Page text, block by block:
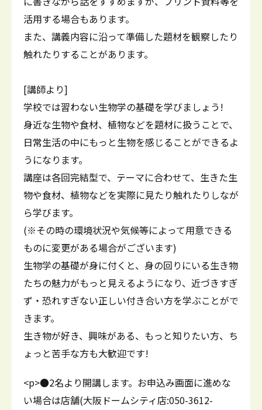
活用する場合もあります。
また、講義内容に沿って準備した題材を観察したり
触れたりすることがあります。
[講師より]
学校では習わない生物学の基礎を学びましょう!
身近な生物や食材、植物などを題材に扱うことで、
日常生活の中にもっと生物を感じることができるよ
うになります。
講座は各回完結型で、テーマに合わせて、生きた生
物や食材、植物などを実際に見たり触れたりしなが
ら学びます。
(※その時の環境状況や気候等によって用意できる
ものに変更がある場合がございます)
生物学の基礎が身に付くと、身の回りにいる生き物
たちの魅力がもっと見えるようになり、近づきすぎ
ず・恐れすぎない正しい付き合い方を学ぶことがで
きます。
生き物が好き、興味がある、もっと知りたい方、ち
ょっと苦手な方も大歓迎です!
<p>●2名より開講します。お申込み画面に進めな
い場合は店舗(大阪ドームシティ店:050-3612-